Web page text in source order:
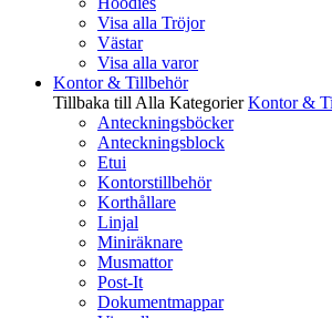
Visa alla Tröjor
Västar
Visa alla varor
Kontor & Tillbehör
Tillbaka till Alla Kategorier Kontor &
Anteckningsböcker
Anteckningsblock
Etui
Kontorstillbehör
Korthållare
Linjal
Miniräknare
Musmattor
Post-It
Dokumentmappar